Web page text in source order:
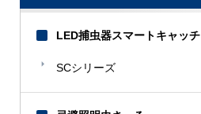
LED捕虫器スマートキャッチ
SCシリーズ